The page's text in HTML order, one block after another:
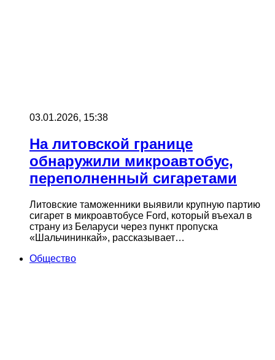
03.01.2026, 15:38
На литовской границе
обнаружили микроавтобус,
переполненный сигаретами
Литовские таможенники выявили крупную партию
сигарет в микроавтобусе Ford, который въехал в
страну из Беларуси через пункт пропуска
«Шальчининкай», рассказывает…
Общество